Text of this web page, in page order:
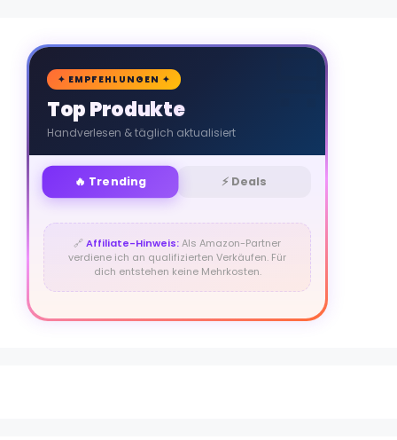
🛒
✦ EMPFEHLUNGEN ✦
Top Produkte
Handverlesen & täglich aktualisiert
🔥 Trending ⚡ Deals
🔗Affiliate-Hinweis:Als Amazon-Partner
verdiene ich an qualifizierten Verkäufen. Für
dich entstehen keine Mehrkosten.